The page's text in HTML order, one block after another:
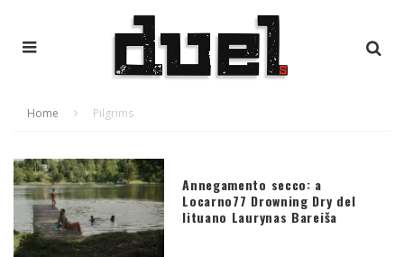
Home Pilgrims
Annegamento secco: a
Locarno77 Drowning Dry del
lituano Laurynas Bareiša